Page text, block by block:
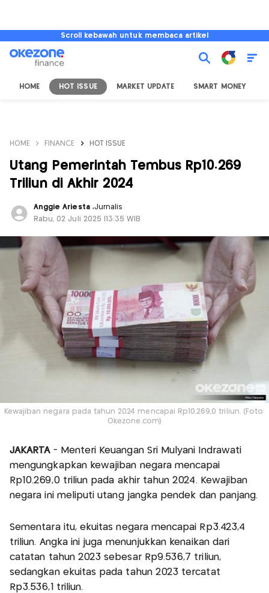
Scroll kebawah untuk membaca artikel
HOME HOT ISSUE MARKET UPDATE SMART MONEY
HOME FINANCE HOT ISSUE
Utang Pemerintah Tembus Rp10.269
Triliun di Akhir 2024
Anggie Ariesta ,Jurnalis
Rabu, 02 Juli 2025 |13:35 WIB
Kewajiban negara pada tahun 2024 mencapai Rp10.269,0 triliun. (Foto:
Okezone.com)
JAKARTA - Menteri Keuangan Sri Mulyani Indrawati
mengungkapkan kewajiban negara mencapai
Rp10.269,0 triliun pada akhir tahun 2024. Kewajiban
negara ini meliputi utang jangka pendek dan panjang.
Sementara itu, ekuitas negara mencapai Rp3.423,4
triliun. Angka ini juga menunjukkan kenaikan dari
catatan tahun 2023 sebesar Rp9.536,7 triliun,
sedangkan ekuitas pada tahun 2023 tercatat
Rp3.536,1 triliun.